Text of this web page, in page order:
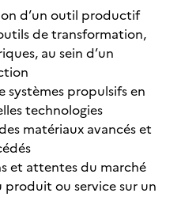
d’un outil productif
de transformation,
au sein d’un
systèmes propulsifs en
technologies
matériaux avancés et
et attentes du marché
produit ou service sur un